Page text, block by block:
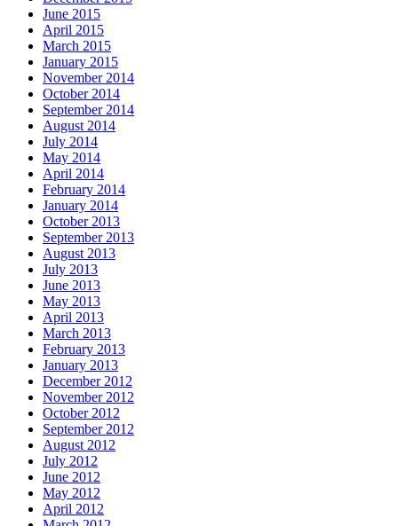
June 2015
April 2015
March 2015
January 2015
November 2014
October 2014
September 2014
August 2014
July 2014
May 2014
April 2014
February 2014
January 2014
October 2013
September 2013
August 2013
July 2013
June 2013
May 2013
April 2013
March 2013
February 2013
January 2013
December 2012
November 2012
October 2012
September 2012
August 2012
July 2012
June 2012
May 2012
April 2012